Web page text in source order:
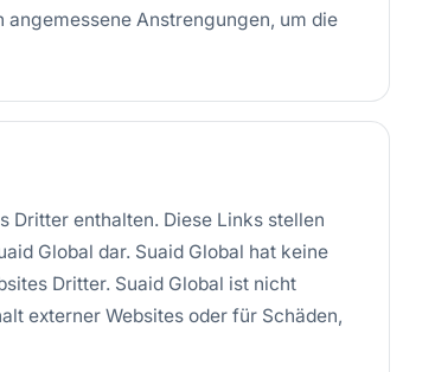
Anstrengungen, um die
Dritter enthalten. Diese Links stellen
Global dar. Suaid Global hat keine
Dritter. Suaid Global ist nicht
externer Websites oder für Schäden,